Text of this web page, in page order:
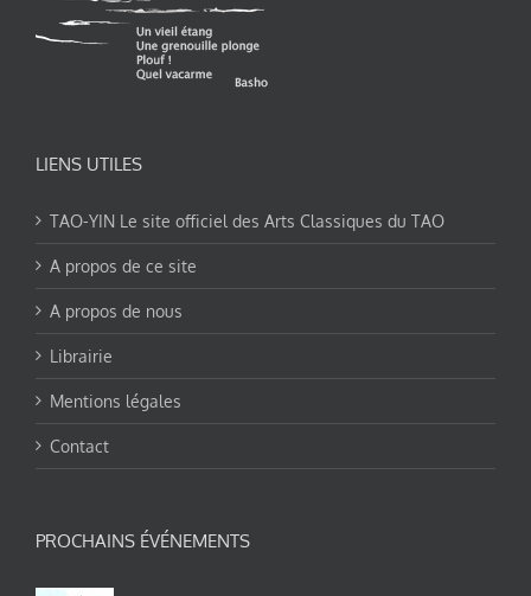
LIENS UTILES
TAO-YIN Le site officiel des Arts Classiques du TAO
A propos de ce site
A propos de nous
Librairie
Mentions légales
Contact
PROCHAINS ÉVÉNEMENTS